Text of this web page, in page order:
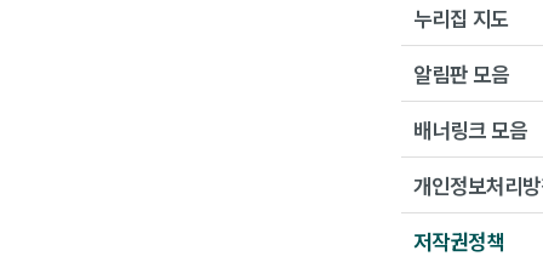
누리집 지도
알림판 모음
배너링크 모음
개인정보처리
저작권정책